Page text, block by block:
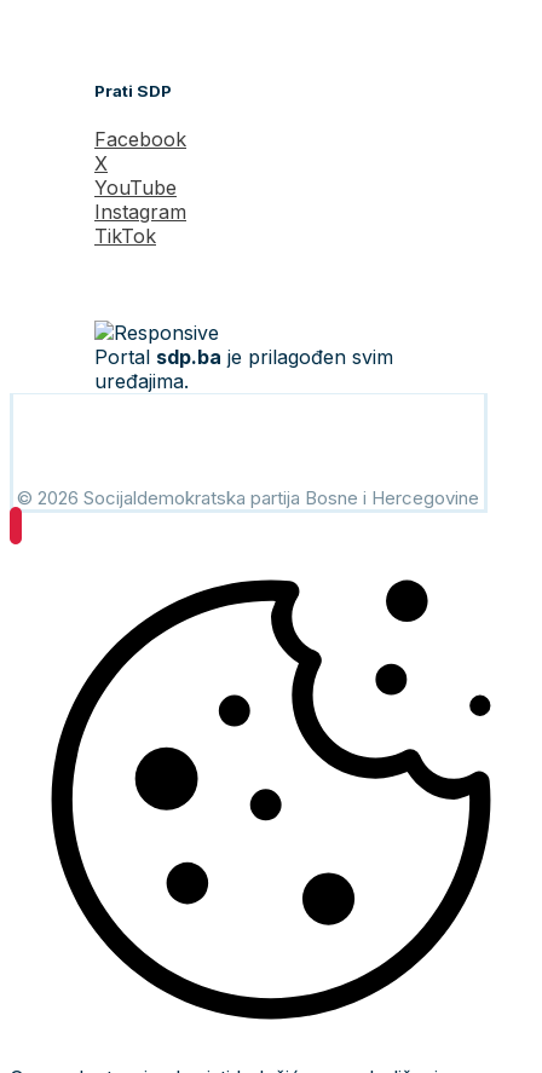
Prati SDP
Facebook
X
YouTube
Instagram
TikTok
Portal sdp.ba je prilagođen svim
uređajima.
© 2026 Socijaldemokratska partija Bosne i Hercegovine